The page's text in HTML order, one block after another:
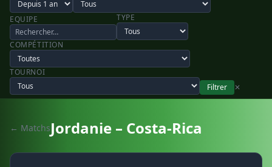
EQUIPE TYPE
COMPÉTITION
TOURNOI
Filtrer
✕
← MatchsJordanie – Costa-Rica